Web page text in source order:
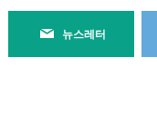
뉴스레터